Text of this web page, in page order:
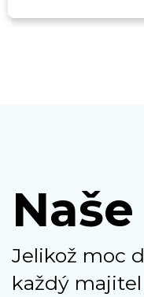
Jelikož moc
každý